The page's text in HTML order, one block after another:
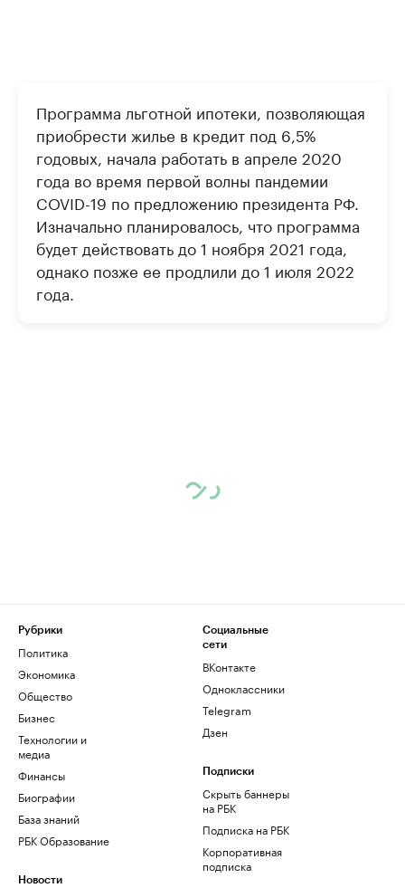
Программа льготной ипотеки, позволяющая
приобрести жилье в кредит под 6,5%
годовых, начала работать в апреле 2020
года во время первой волны пандемии
COVID-19 по предложению президента РФ.
Изначально планировалось, что программа
будет действовать до 1 ноября 2021 года,
однако позже ее продлили до 1 июля 2022
года.
Рубрики
Политика
Экономика
Общество
Бизнес
Технологии и
медиа
Финансы
Биографии
База знаний
РБК Образование
Новости
Социальные
сети
ВКонтакте
Одноклассники
Telegram
Дзен
Подписки
Скрыть баннеры
на РБК
Подписка на РБК
Корпоративная
подписка